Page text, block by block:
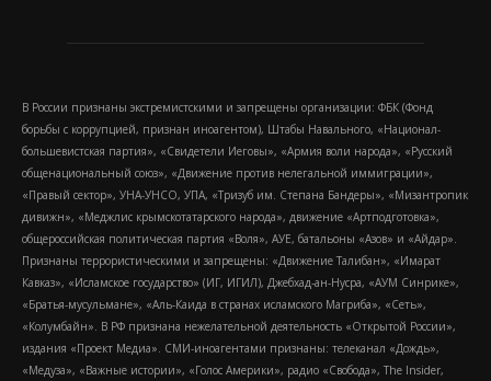
В России признаны экстремистскими и запрещены организации: ФБК (Фонд
борьбы с коррупцией, признан иноагентом), Штабы Навального, «Национал-
большевистская партия», «Свидетели Иеговы», «Армия воли народа», «Русский
общенациональный союз», «Движение против нелегальной иммиграции»,
«Правый сектор», УНА-УНСО, УПА, «Тризуб им. Степана Бандеры», «Мизантропик
дивижн», «Меджлис крымскотатарского народа», движение «Артподготовка»,
общероссийская политическая партия «Воля», АУЕ, батальоны «Азов» и «Айдар».
Признаны террористическими и запрещены: «Движение Талибан», «Имарат
Кавказ», «Исламское государство» (ИГ, ИГИЛ), Джебхад-ан-Нусра, «АУМ Синрике»,
«Братья-мусульмане», «Аль-Каида в странах исламского Магриба», «Сеть»,
«Колумбайн». В РФ признана нежелательной деятельность «Открытой России»,
издания «Проект Медиа». СМИ-иноагентами признаны: телеканал «Дождь»,
«Медуза», «Важные истории», «Голос Америки», радио «Свобода», The Insider,